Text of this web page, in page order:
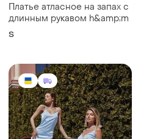
Платье атласное на запах с
длинным рукавом h&amp;m
S